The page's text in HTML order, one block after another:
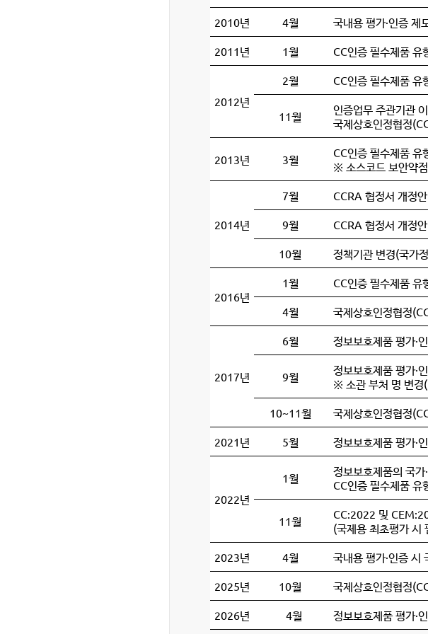
2010년 4월 국내용 평가·인증 제
2011년 1월 CC인증 필수제품 유
2012년
2월 CC인증 필수제품 유
11월
인증업무 주관기관
국제상호인정협정
2013년 3월
CC인증 필수제품 유
※ 소스코드 보안약
2014년
7월 CCRA 협정서 개정
9월 CCRA 협정서 개정
10월 정책기관 변경(국가
2016년
1월 CC인증 필수제품
4월 국제상호인정협정
2017년
6월 정보보호제품 평가·
9월
정보보호제품 평가·
※ 소관 부처 명 변경
10~11월 국제상호인정협정
2021년 5월 정보보호제품 평가·
2022년
1월
정보보호제품의 국
CC인증 필수제품 유
11월
CC:2022 및
(국제용 최초평가
2023년 4월 국내용 평가·인증
2025년 10월 국제상호인정협정
2026년 4월 정보보호제품 평가·